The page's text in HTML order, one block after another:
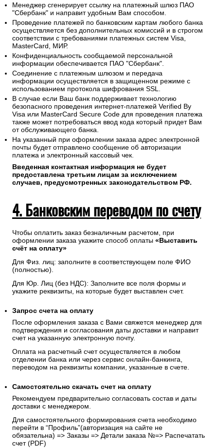
Менеджер сгенерирует ссылку на платежный шлюз ПАО
"Сбербанк" и направит удобным Вам способом.
Проведение платежей по банковским картам любого банка
осуществляется без дополнительных комиссий и в строгом
соответствии с требованиями платежных систем Visa,
MasterCard, МИР.
Конфиденциальность сообщаемой персональной
информации обеспечивается ПАО "Сбербанк".
Соединение с платежным шлюзом и передача
информации осуществляется в защищенном режиме с
использованием протокола шифрования SSL.
В случае если Ваш банк поддерживает технологию
безопасного проведения интернет-платежей Verified By
Visa или MasterCard Secure Code для проведения платежа
также может потребоваться ввод кода который придет Вам
от обслуживающего банка.
На указанный при оформлении заказа адрес электронной
почты будет отправлено сообщение об авторизации
платежа и электронный кассовый чек.
Введенная контактная информация не будет
предоставлена третьим лицам за исключением
случаев, предусмотренных законодательством РФ.
4. Банковским переводом по счету
Чтобы оплатить заказ безналичным расчетом, при
оформлении заказа укажите способ оплаты «Выставить
счёт на оплату»
Для Физ. лиц: заполните в соответствующем поле ФИО
(полностью).
Для Юр. Лиц (без НДС): Заполните все поля формы и
укажите реквизиты, на которые будет выставлен счет.
Запрос счета на оплату
После оформления заказа с Вами свяжется менеджер для
подтверждения и согласования даты доставки и направит
счет на указанную электронную почту.
Оплата на расчетный счет осуществляется в любом
отделении банка или через сервис онлайн-банкинга,
переводом на реквизиты компании, указанные в счете.
Самостоятельно скачать счет на оплату
Рекомендуем предварительно согласовать состав и даты
доставки с менеджером.
Для самостоятельного формирования счета необходимо
перейти в “Профиль”(авторизация на сайте не
обязательна) => Заказы => Детали заказа №=> Распечатать
счет (PDF)